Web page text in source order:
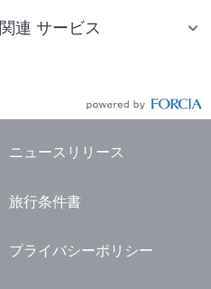
連 サービス
ニュースリリース
旅行条件書
プライバシーポリシー